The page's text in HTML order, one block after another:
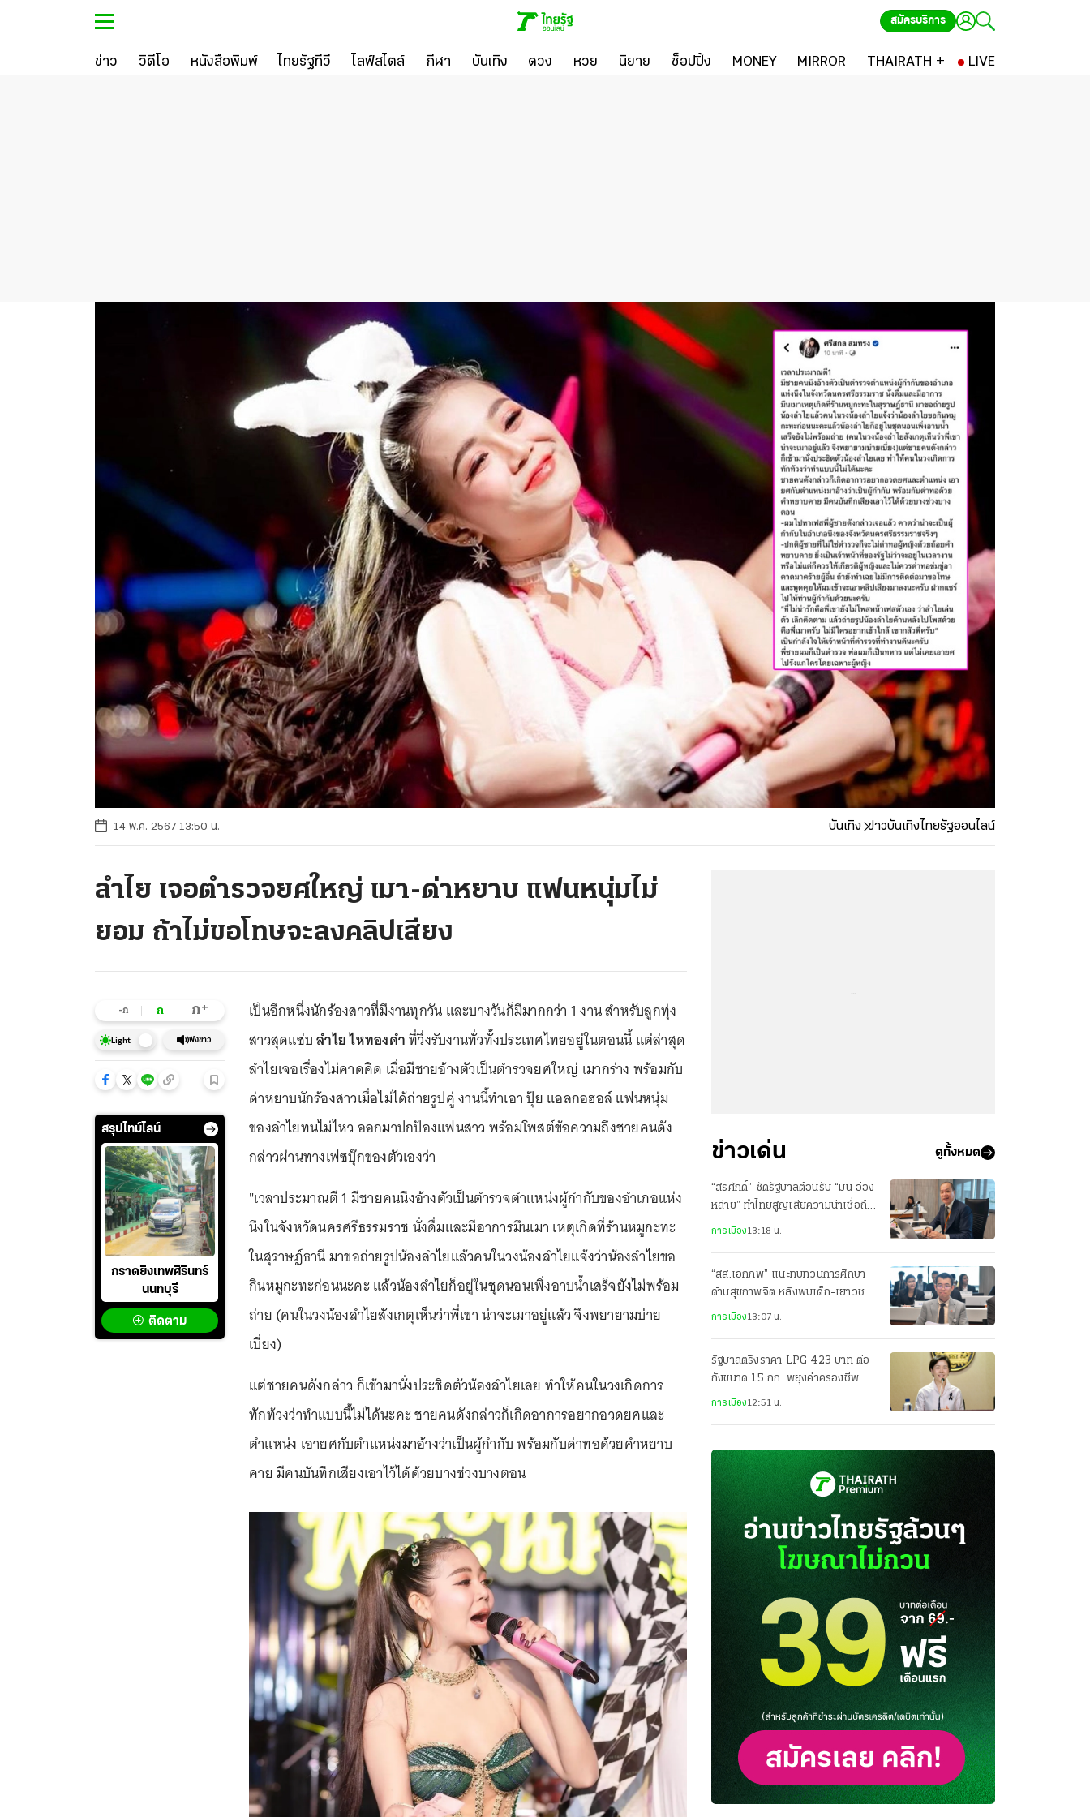
สมัครบริการ
ข่าว วิดีโอ หนังสือพิมพ์ ไทยรัฐทีวี ไลฟ์สไตล์ กีฬา บันเทิง ดวง หวย นิยาย ช็อปปิ้ง MONEY MIRROR THAIRATH + LIVE
14 พ.ค. 2567 13:50 น. บันเทิง ข่าวบันเทิงไทยรัฐออนไลน์
ลำไย เจอตำรวจยศใหญ่ เมา-ด่าหยาบ แฟนหนุ่มไม่
ยอม ถ้าไม่ขอโทษจะลงคลิปเสียง
-ก ก ก+
Light ฟังข่าว
สรุปไทม์ไลน์
กราดยิงเทพศิรินทร์
นนทบุรี
ติดตาม
เป็นอีกหนึ่งนักร้องสาวที่มีงานทุกวัน และบางวันก็มีมากกว่า 1 งาน สำหรับลูกทุ่ง
สาวสุดแซ่บลำไย ไหทองคำที่วิ่งรับงานทั่วทั้งประเทศไทยอยู่ในตอนนี้ แต่ล่าสุด
ลำไยเจอเรื่องไม่คาดคิด เมื่อมีชายอ้างตัวเป็นตำรวจยศใหญ่ เมากร่าง พร้อมกับ
ด่าหยาบนักร้องสาวเมื่อไม่ได้ถ่ายรูปคู่ งานนี้ทำเอา ปุ้ย แอลกอฮอล์ แฟนหนุ่ม
ของลำไยทนไม่ไหว ออกมาปกป้องแฟนสาว พร้อมโพสต์ข้อความถึงชายคนดัง
กล่าวผ่านทางเฟซบุ๊กของตัวเองว่า
"เวลาประมาณตี 1 มีชายคนนึงอ้างตัวเป็นตำรวจตำแหน่งผู้กำกับของอำเภอแห่ง
นึงในจังหวัดนครศรีธรรมราช นั่งดื่มและมีอาการมึนเมา เหตุเกิดที่ร้านหมูกะทะ
ในสุราษฎ์ธานี มาขอถ่ายรูปน้องลำไยแล้วคนในวงน้องลำไยแจ้งว่าน้องลำไยขอ
กินหมูกะทะก่อนนะคะ แล้วน้องลำไยก็อยู่ในชุดนอนเพิ่งอาบน้ำเสร็จยังไม่พร้อม
ถ่าย (คนในวงน้องลำไยสังเกตุเห็นว่าพี่เขา น่าจะเมาอยู่แล้ว จึงพยายามบ่าย
เบี่ยง)
แต่ชายคนดังกล่าว ก็เข้ามานั่งประชิดตัวน้องลำไยเลย ทำให้คนในวงเกิดการ
ทักท้วงว่าทำแบบนี้ไม่ได้นะคะ ชายคนดังกล่าวก็เกิดอาการอยากอวดยศและ
ตำแหน่ง เอายศกับตำแหน่งมาอ้างว่าเป็นผู้กำกับ พร้อมกับด่าทอด้วยคำหยาบ
คาย มีคนบันทึกเสียงเอาไว้ได้ด้วยบางช่วงบางตอน
ข่าวเด่น ดูทั้งหมด
“สรศักดิ์” ซัดรัฐบาลต้อนรับ “มิน อ่อง
หล่าย” ทำไทยสูญเสียความน่าเชื่อถือ
ในเวทีโลก
การเมือง13:18 น.
“สส.เอกภพ” แนะทบทวนการศึกษา
ด้านสุขภาพจิต หลังพบเด็ก-เยาวชน
เสี่ยงซึมเศร้าสูง
การเมือง13:07 น.
รัฐบาลตรึงราคา LPG 423 บาท ต่อ
ถังขนาด 15 กก. พยุงค่าครองชีพ
ประชาชน
การเมือง12:51 น.